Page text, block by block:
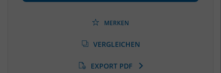
(Landkreis / Kreisfreie Stadt)
(Stand: 01/2020)
MERKEN
VERGLEICHEN
EXPORT PDF